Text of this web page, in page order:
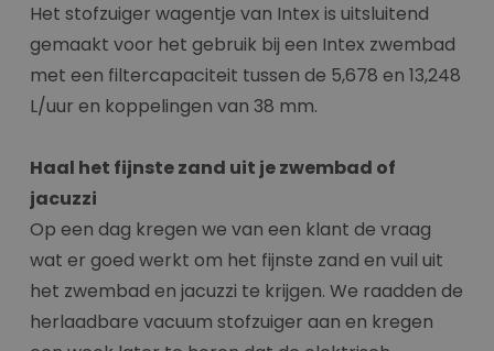
Het stofzuiger wagentje van Intex is uitsluitend
gemaakt voor het gebruik bij een Intex zwembad
met een filtercapaciteit tussen de 5,678 en 13,248
L/uur en koppelingen van 38 mm.
Haal het fijnste zand uit je zwembad of
jacuzzi
Op een dag kregen we van een klant de vraag
wat er goed werkt om het fijnste zand en vuil uit
het zwembad en jacuzzi te krijgen. We raadden de
herlaadbare vacuum stofzuiger aan en kregen